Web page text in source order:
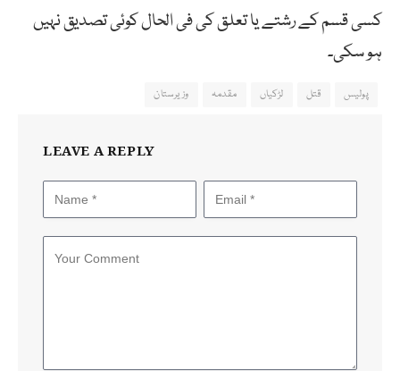
کسی قسم کے رشتے یا تعلق کی فی الحال کوئی تصدیق نہیں
ہو سکی۔
پولیس قتل لڑکیاں مقدمہ وزیرستان
LEAVE A REPLY